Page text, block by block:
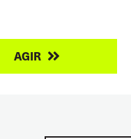
AGIR